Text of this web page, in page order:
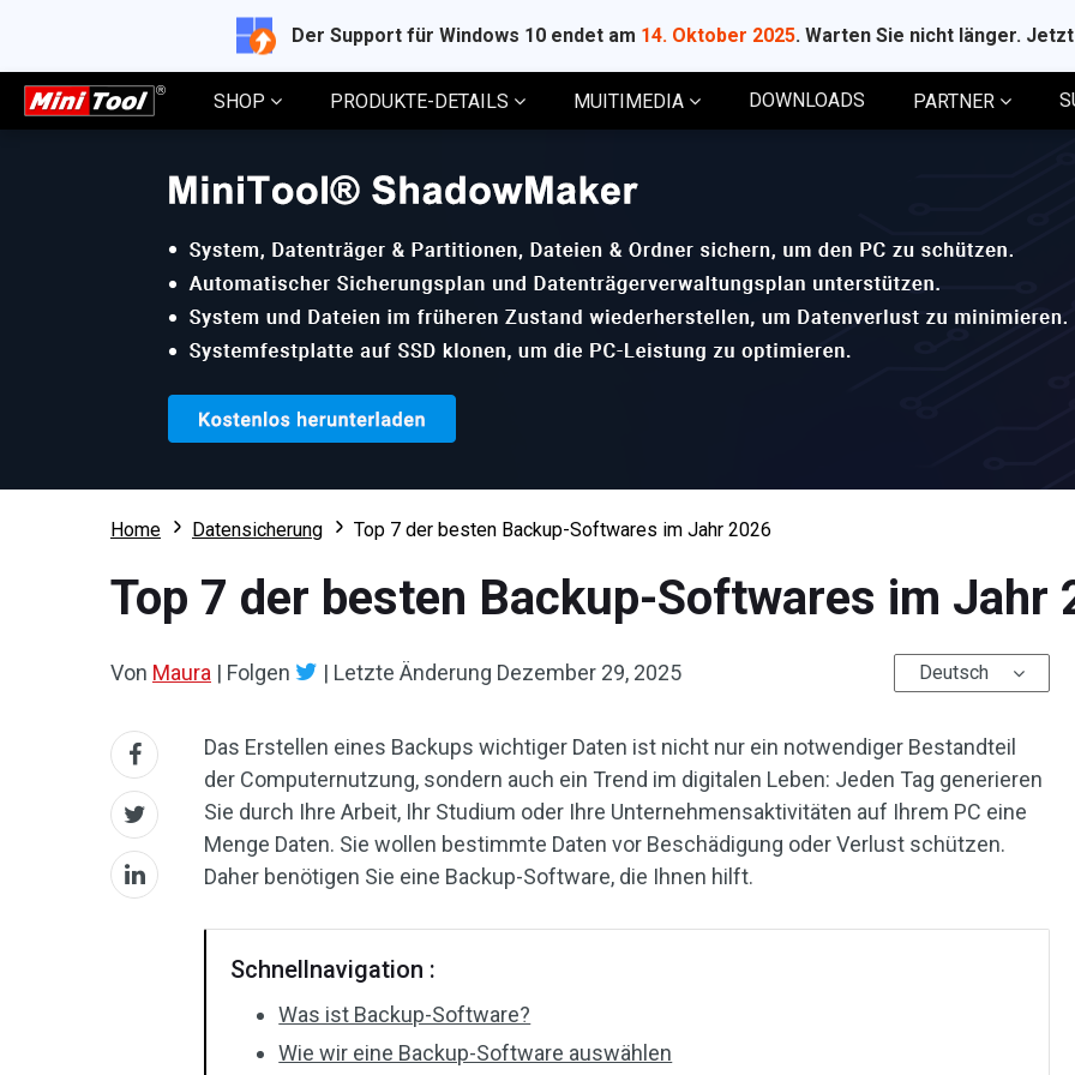
Der Support für Windows 10 endet am 14. Oktober 2025. Warten Sie nicht länger.
SHOP PRODUKTE-DETAILS MUITIMEDIA DOWNLOADS PARTNER
Home Datensicherung Top 7 der besten Backup-Softwares im Jahr 2026
Top 7 der besten Backup-Softwares im Jahr
Von Maura | Folgen | Letzte Änderung Dezember 29, 2025 Deutsch
Das Erstellen eines Backups wichtiger Daten ist nicht nur ein notwendiger Bestandteil
der Computernutzung, sondern auch ein Trend im digitalen Leben: Jeden Tag generieren
Sie durch Ihre Arbeit, Ihr Studium oder Ihre Unternehmensaktivitäten auf Ihrem PC eine
Menge Daten. Sie wollen bestimmte Daten vor Beschädigung oder Verlust schützen.
Daher benötigen Sie eine Backup-Software, die Ihnen hilft.
Schnellnavigation :
Was ist Backup-Software?
Wie wir eine Backup-Software auswählen